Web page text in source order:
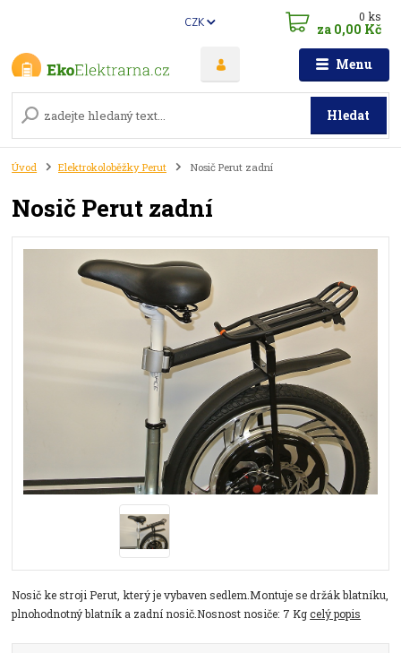
Menu
CZK
Hledat
0ks
za 0,00 Kč
Úvod Elektrokoloběžky Perut Nosič Perut zadní
Nosič Perut zadní
Nosič ke stroji Perut, který je vybaven sedlem.Montuje se držák blatníku,
plnohodnotný blatník a zadní nosič.Nosnost nosiče: 7 Kgcelý popis